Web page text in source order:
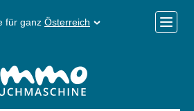
für ganz Österreich
Menü